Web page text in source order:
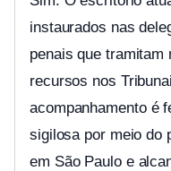
instaurados nas
penais que tramitam
recursos nos
acompanhamento é
sigilosa por meio do
em São Paulo e